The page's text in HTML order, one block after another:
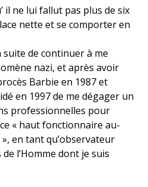
il ne lui fallut pas plus de six
nette et se comporter en
suite de continuer à me
nazi, et après avoir
Barbie en 1987 et
en 1997 de me dégager un
professionnelles pour
« haut fonctionnaire au-
en tant qu’observateur
l’Homme dont je suis